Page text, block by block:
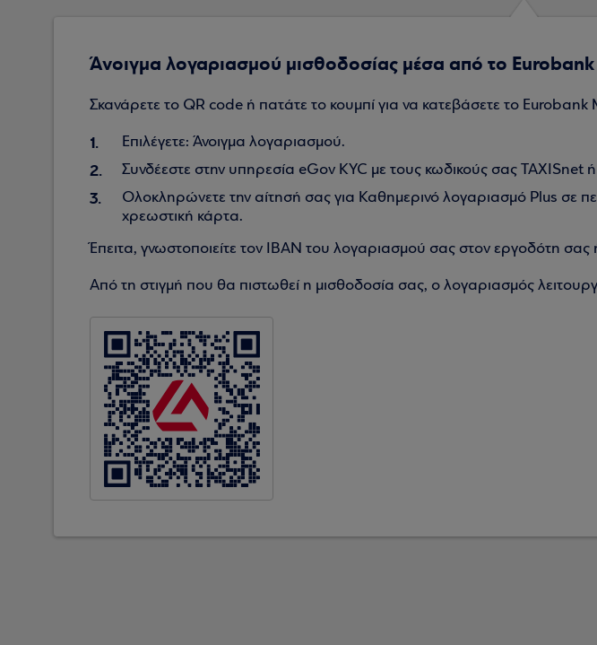
Άνοιγμα λογαριασμού μισθοδοσίας μέσα από το
Σκανάρετε το QR code ή πατάτε το κουμπί για να κατεβάσετε το
Επιλέγετε: Άνοιγμα λογαριασμού.
Συνδέεστε στην υπηρεσία eGov KYC με τους κωδικούς σας TAXISnet
Ολοκληρώνετε την αίτησή σας για Καθημερινό λογαριασμό Plus σε
χρεωστική κάρτα.
Έπειτα, γνωστοποιείτε τον ΙΒΑΝ του λογαριασμού σας στον εργοδότη
Από τη στιγμή που θα πιστωθεί η μισθοδοσία σας, ο λογαριασμός